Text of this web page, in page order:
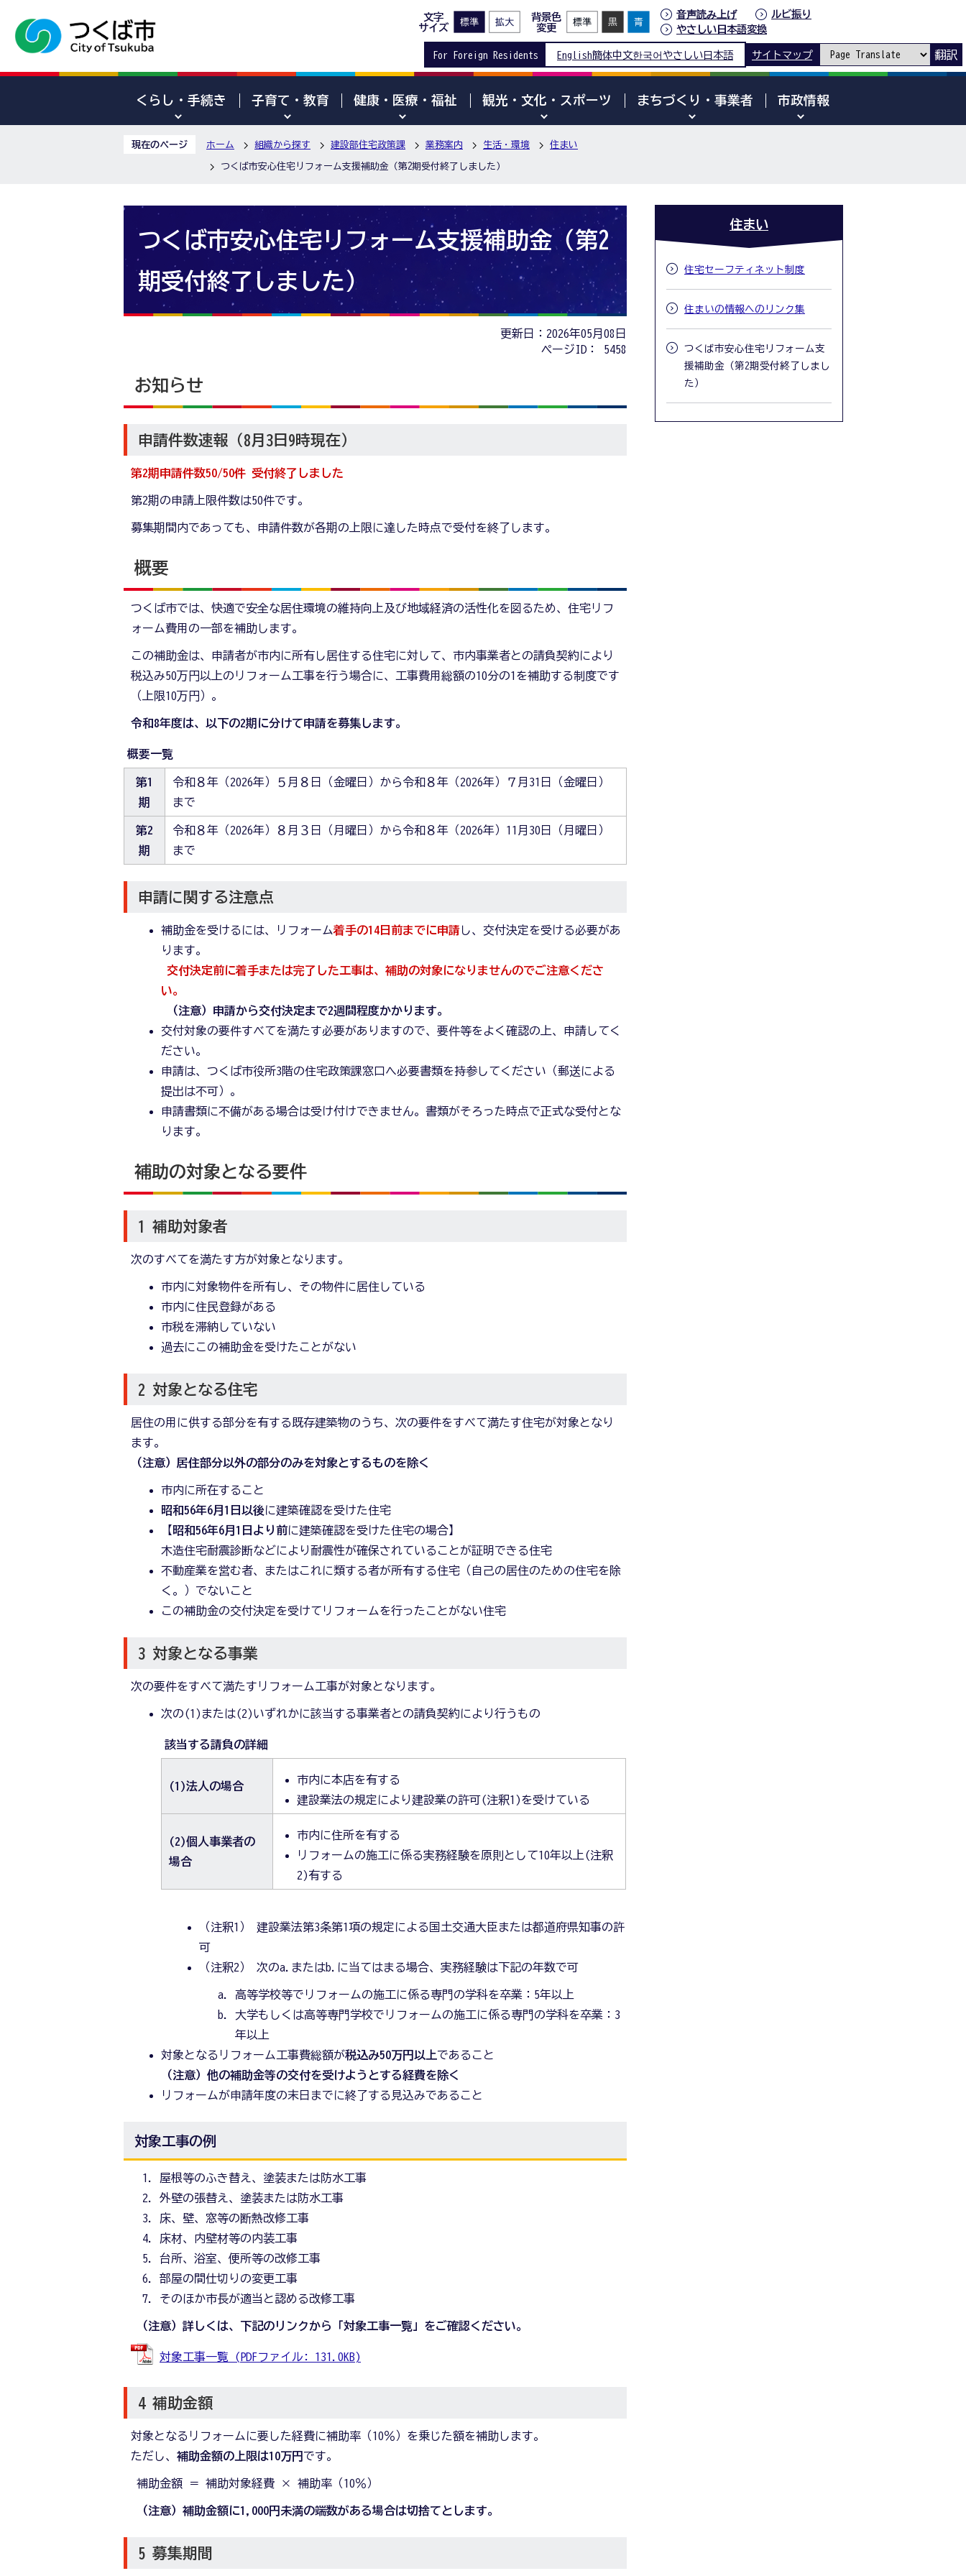
文字
サイズ
背景色
変更
音声読み上げ
ルビ振り
やさしい日本語変換
For Foreign Residents English簡体中文한국어 やさしい日本語 サイトマップ 翻訳
くらし・手続き 子育て・教育 健康・医療・福祉 観光・文化・スポーツ まちづくり・事業者 市政情報
現在のページ ホーム 組織から探す 建設部住宅政策課 業務案内 生活・環境 住まい
つくば市安心住宅リフォーム支援補助金（第2期受付終了しました）
つくば市安心住宅リフォーム支援補助金（第2
期受付終了しました）
更新日：2026年05月08日
ページID：
5458
お知らせ
申請件数速報（8月3日9時現在）
第2期申請件数50/50件 受付終了しました
第2期の申請上限件数は50件です。
募集期間内であっても、申請件数が各期の上限に達した時点で受付を終了します。
概要
つくば市では、快適で安全な居住環境の維持向上及び地域経済の活性化を図るため、住宅リフ
ォーム費用の一部を補助します。
この補助金は、申請者が市内に所有し居住する住宅に対して、市内事業者との請負契約により
税込み50万円以上のリフォーム工事を行う場合に、工事費用総額の10分の1を補助する制度です
（上限10万円）。
令和8年度は、以下の2期に分けて申請を募集します。
概要一覧
第1
期
令和８年（2026年）５月８日（金曜日）から令和８年（2026年）７月31日（金曜日）
まで
第2
期
令和８年（2026年）８月３日（月曜日）から令和８年（2026年）11月30日（月曜日）
まで
申請に関する注意点
補助金を受けるには、リフォーム着手の14日前までに申請 し、交付決定を受ける必要があ
ります。
交付決定前に着手または完了した工事は、補助の対象になりませんのでご注意くださ
い。
（注意）申請から交付決定まで2週間程度かかります。
交付対象の要件すべてを満たす必要がありますので、要件等をよく確認の上、申請してく
ださい。
申請は、つくば市役所3階の住宅政策課窓口へ必要書類を持参してください（郵送による
提出は不可）。
申請書類に不備がある場合は受け付けできません。書類がそろった時点で正式な受付とな
ります。
補助の対象となる要件
1 補助対象者
次のすべてを満たす方が対象となります。
市内に対象物件を所有し、その物件に居住している
市内に住民登録がある
市税を滞納していない
過去にこの補助金を受けたことがない
2 対象となる住宅
居住の用に供する部分を有する既存建築物のうち、次の要件をすべて満たす住宅が対象となり
ます。
（注意）居住部分以外の部分のみを対象とするものを除く
市内に所在すること
昭和56年6月1日以後に建築確認を受けた住宅
【 昭和56年6月1日より前に建築確認を受けた住宅の場合】
木造住宅耐震診断などにより耐震性が確保されていることが証明できる住宅
不動産業を営む者、またはこれに類する者が所有する住宅（自己の居住のための住宅を除
く。）でないこと
この補助金の交付決定を受けてリフォームを行ったことがない住宅
3 対象となる事業
次の要件をすべて満たすリフォーム工事が対象となります。
次の(1)または(2)いずれかに該当する事業者との請負契約により行うもの
該当する請負の詳細
(1)法人の場合
市内に本店を有する
建設業法の規定により建設業の許可(注釈1)を受けている
(2)個人事業者の
場合
市内に住所を有する
リフォームの施工に係る実務経験を原則として10年以上(注釈
2)有する
（注釈1） 建設業法第3条第1項の規定による国土交通大臣または都道府県知事の許
可
（注釈2） 次のa.またはb.に当てはまる場合、実務経験は下記の年数で可
高等学校等でリフォームの施工に係る専門の学科を卒業：5年以上
大学もしくは高等専門学校でリフォームの施工に係る専門の学科を卒業：3
年以上
対象となるリフォーム工事費総額が税込み50万円以上であること
（注意）他の補助金等の交付を受けようとする経費を除く
リフォームが申請年度の末日までに終了する見込みであること
対象工事の例
屋根等のふき替え、塗装または防水工事
外壁の張替え、塗装または防水工事
床、壁、窓等の断熱改修工事
床材、内壁材等の内装工事
台所、浴室、便所等の改修工事
部屋の間仕切りの変更工事
そのほか市長が適当と認める改修工事
（注意）詳しくは、下記のリンクから「対象工事一覧」をご確認ください。
対象工事一覧 (PDFファイル: 131.0KB)
4 補助金額
対象となるリフォームに要した経費に補助率（10％）を乗じた額を補助します。
ただし、 補助金額の上限は10万円 です。
補助金額 ＝ 補助対象経費 × 補助率（10％）
（注意）補助金額に1,000円未満の端数がある場合は切捨てとします。
5 募集期間
住まい
住宅セーフティネット制度
住まいの情報へのリンク集
つくば市安心住宅リフォーム支
援補助金（第2期受付終了しまし
た）